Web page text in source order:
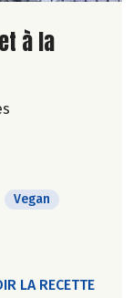
à la
Vegan
LA RECETTE